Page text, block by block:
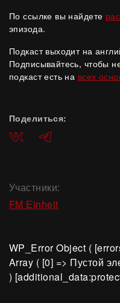
По ссылке вы найдете
эпизода.
Подкаст выходит на
Подписывайтесь, чтобы
подкаст есть на всех
Поделиться:
ВКонтактеTelegram
Участники:
FM Einheit
WP_Error Object (
Array ( [0] => Пустой
)